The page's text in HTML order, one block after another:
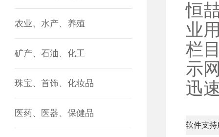
农业、水产、养殖
矿产、石油、化工
珠宝、首饰、化妆品
医药、医器、保健品
恒
业
栏
示
迅
软件支持